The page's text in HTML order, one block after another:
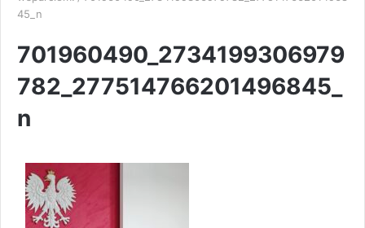
45_n
701960490_2734199306979
782_277514766201496845_
n